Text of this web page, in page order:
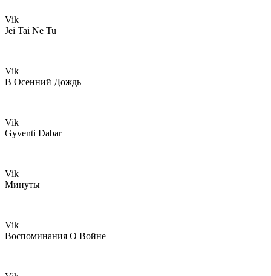
Vik
Jei Tai Ne Tu
Vik
В Осенний Дождь
Vik
Gyventi Dabar
Vik
Минуты
Vik
Воспоминания О Войне